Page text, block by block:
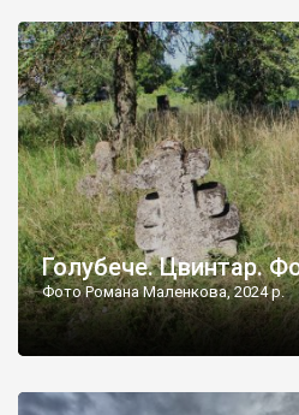
бруньками, кози ті бруньки
делікатес. На цвинтарі у
різноманітних форм хрестів.
Голубече. Цвинтар.
Фото Романа Маленкова, 2024 р.